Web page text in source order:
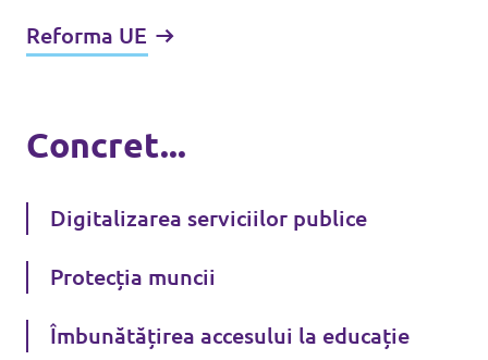
Reforma UE
Concret...
Digitalizarea serviciilor publice
Protecția muncii
Îmbunătățirea accesului la educație